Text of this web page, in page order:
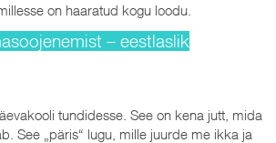
on haaratud kogu loodu.
– eestlaslik
tundidesse. See on kena jutt, mida
See „päris“ lugu, mille juurde me ikka ja